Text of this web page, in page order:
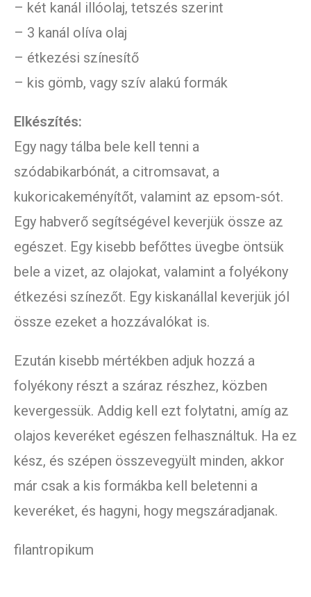
– két kanál illóolaj, tetszés szerint
– 3 kanál olíva olaj
– étkezési színesítő
– kis gömb, vagy szív alakú formák
Elkészítés:
Egy nagy tálba bele kell tenni a
szódabikarbónát, a citromsavat, a
kukoricakeményítőt, valamint az epsom-sót.
Egy habverő segítségével keverjük össze az
egészet. Egy kisebb befőttes üvegbe öntsük
bele a vizet, az olajokat, valamint a folyékony
étkezési színezőt. Egy kiskanállal keverjük jól
össze ezeket a hozzávalókat is.
Ezután kisebb mértékben adjuk hozzá a
folyékony részt a száraz részhez, közben
kevergessük. Addig kell ezt folytatni, amíg az
olajos keveréket egészen felhasználtuk. Ha ez
kész, és szépen összevegyült minden, akkor
már csak a kis formákba kell beletenni a
keveréket, és hagyni, hogy megszáradjanak.
filantropikum